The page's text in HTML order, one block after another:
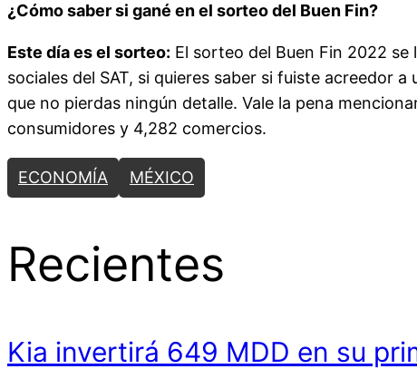
¿Cómo saber si gané en el sorteo del Buen Fin?
Este día es el sorteo: El sorteo del Buen Fin 2022
sociales del SAT, si quieres saber si fuiste acreedor
que no pierdas ningún detalle. Vale la pena
consumidores y 4,282 comercios.
ECONOMÍA MÉXICO
Recientes
Kia invertirá 649 MDD en su